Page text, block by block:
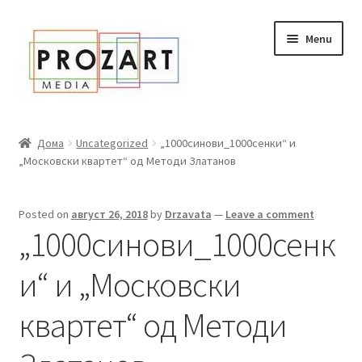
Оди
кон
навигација
Skip
content
Menu
За нас
menu
Нашата мала библиотека
Новости
Промоции
Дома Uncategorized
„1000синови_1000сенки“ и
„Московски квартет“ од Методи Златанов
Posted on август 26, 2018by Drzavata — Leave a comment
„1000синови_1000сенк
и“ и „Московски
квартет“ од Методи